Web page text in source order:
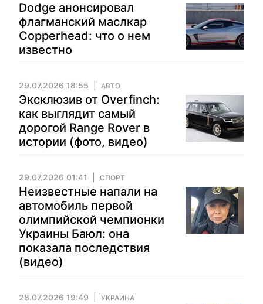
Dodge анонсировал
флагманский маслкар
Copperhead: что о нем
известно
29.07.2026 18:55 АВТО
Эксклюзив от Overfinch:
как выглядит самый
дорогой Range Rover в
истории (фото, видео)
29.07.2026 01:41 СПОРТ
Неизвестные напали на
автомобиль первой
олимпийской чемпионки
Украины Баюл: она
показала последствия
(видео)
28.07.2026 19:49 УКРАИНА